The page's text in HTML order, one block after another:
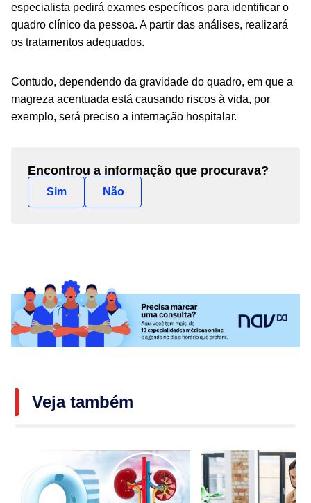
especialista pedirá exames específicos para identificar o
quadro clínico da pessoa. A partir das análises, realizará
os tratamentos adequados.
Contudo, dependendo da gravidade do quadro, em que a
magreza acentuada está causando riscos à vida, por
exemplo, será preciso a internação hospitalar.
Encontrou a informação que procurava?
Sim Não
Veja também